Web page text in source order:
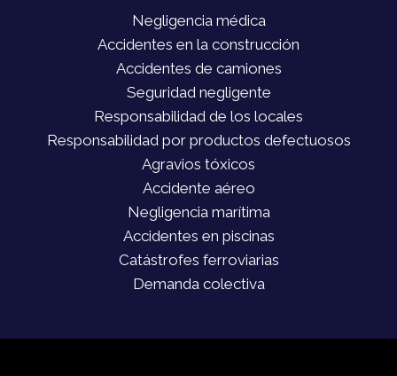
Negligencia médica
Accidentes en la construcción
Accidentes de camiones
Seguridad negligente
Responsabilidad de los locales
Responsabilidad por productos defectuosos
Agravios tóxicos
Accidente aéreo
Negligencia marítima
Accidentes en piscinas
Catástrofes ferroviarias
Demanda colectiva